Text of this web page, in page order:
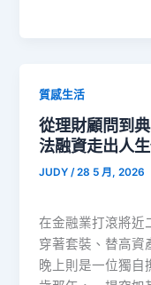
質感生活
從理財顧問到
法融資走出人
JUDY/28 5 月, 2026
在金融業打滾將近
穿著套裝、替高資
晚上則是一位獨自